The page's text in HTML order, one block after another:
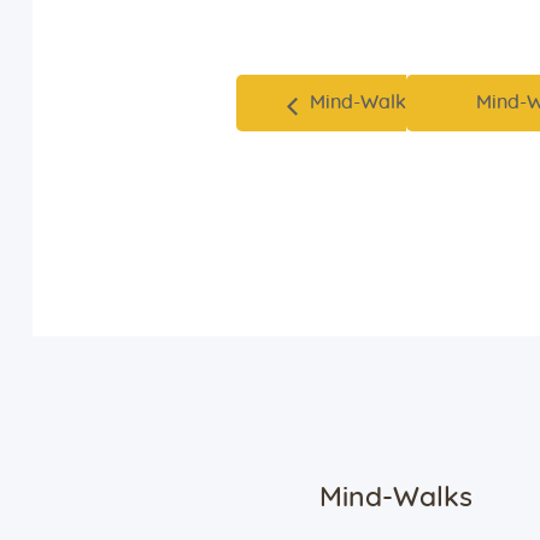
Mind-Walk Mind-
Mind-Walks